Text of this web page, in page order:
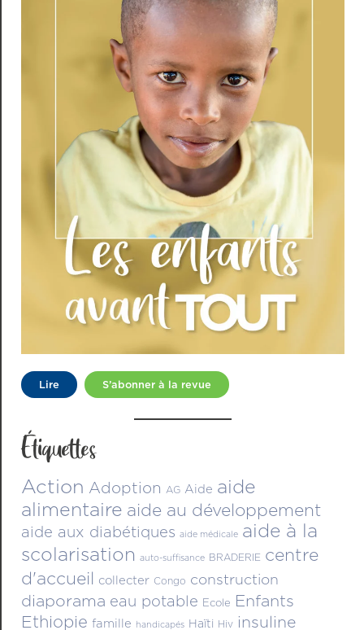
Lire S’abonner à la revue
Étiquettes
Action Adoption AG Aide aide
alimentaire aide au développement
aide aux diabétiques aide médicale aide à la
scolarisation auto-suffisance BRADERIE centre
d'accueil collecter Congo construction
diaporama eau potable Ecole Enfants
Ethiopie famille handicapés Haïti Hiv insuline